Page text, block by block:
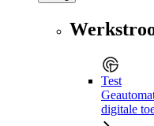
Test
digitale